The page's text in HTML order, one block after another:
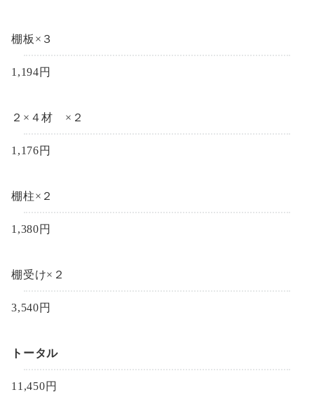
棚板×３
1,194円
２×４材 ×２
1,176円
棚柱×２
1,380円
棚受け×２
3,540円
トータル
11,450円